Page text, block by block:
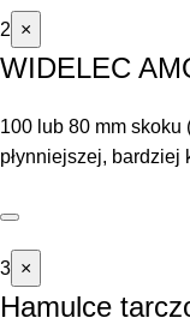
2 ×
WIDELEC
100 lub 80 mm
płynniejszej,
3 ×
Hamulce